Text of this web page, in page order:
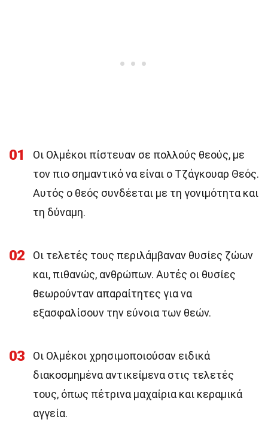
01
Οι Ολμέκοι πίστευαν σε πολλούς θεούς, με
τον πιο σημαντικό να είναι ο Τζάγκουαρ Θεός.
Αυτός ο θεός συνδέεται με τη γονιμότητα και
τη δύναμη.
02
Οι τελετές τους περιλάμβαναν θυσίες ζώων
και, πιθανώς, ανθρώπων. Αυτές οι θυσίες
θεωρούνταν απαραίτητες για να
εξασφαλίσουν την εύνοια των θεών.
03
Οι Ολμέκοι χρησιμοποιούσαν ειδικά
διακοσμημένα αντικείμενα στις τελετές
τους, όπως πέτρινα μαχαίρια και κεραμικά
αγγεία.